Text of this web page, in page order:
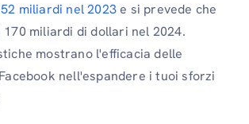
miliardi nel 2023e si prevede che
170 miliardi di dollari nel 2024.
mostrano l'efficacia delle
nell'espandere i tuoi sforzi